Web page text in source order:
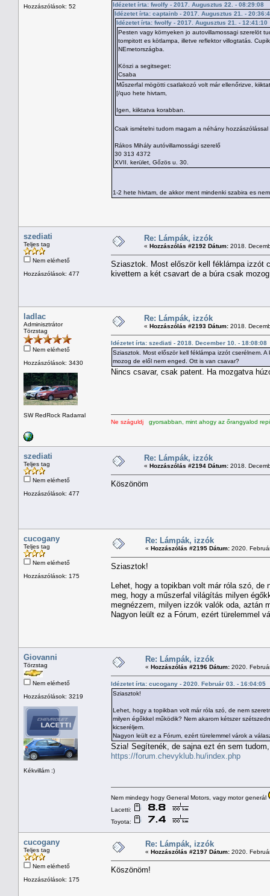
Hozzászólások: 52
Idézetet írta: fwolfy - 2017. Augusztus 22. - 08:29:08
Idézetet írta: captainb - 2017. Augusztus 21. -
Idézetet írta: fwolfy - 2017. Augusztus 21. - 12:41:10
Pesten vagy környeken jo autovillamossagi szerelöt
tompitott es kötlampa, illetve reflektor villogtatás.
NEmetországba.
Köszi a segitseget:
Csaba
Műszerfal mögötti csatlakozó volt már ellenőrizve,
[/quo hete hivtam,
Igen, kiiktatva korabban.
Csak ismételni tudom magam a néhány
Rákos Mihály autóvillamossági szerelő
30 313 4372
XVII. kerület, Gőzös u. 30.
1-2 hete hivtam, de akkor ment mindenki szabira es
szediati
Teljes tag
Nem elérhető
Hozzászólások: 477
Re: Lámpák, izzók
« Hozzászólás #2192 Dátum: 2018.
Sziasztok. Most először kell féklámpa izzót
kivettem a két csavart de a búra csak
ladlac
Adminisztrátor
Törzstag
Nem elérhető
Hozzászólások: 3430
SW RedRock Radarral
Re: Lámpák, izzók
« Hozzászólás #2193 Dátum: 2018.
Idézetet írta: szediati - 2018. December 10. - 18:08:08
Sziasztok. Most először kell féklámpa izzót cserélnem.
mozog de elől nem enged. Ott is van csavar?
Nincs csavar, csak patent. Ha mozgatva
Ne száguldj gyorsabban, mint ahogy az őrangyalod
szediati
Teljes tag
Nem elérhető
Hozzászólások: 477
Re: Lámpák, izzók
« Hozzászólás #2194 Dátum: 2018.
Köszönöm
cucogany
Teljes tag
Nem elérhető
Hozzászólások: 175
Re: Lámpák, izzók
« Hozzászólás #2195 Dátum: 2020.
Sziasztok!
Lehet, hogy a topikban volt már róla szó,
meg, hogy a műszerfal világítás milyen
megnézzem, milyen izzók valók oda, aztán
Nagyon leült ez a Fórum, ezért türelemmel
Giovanni
Törzstag
Nem elérhető
Hozzászólások: 3219
Kékvillám :)
Re: Lámpák, izzók
« Hozzászólás #2196 Dátum: 2020.
Idézetet írta: cucogany - 2020. Február 03. - 16:04:05
Sziasztok!
Lehet, hogy a topikban volt már róla szó, de nem
milyen égőkkel működik? Nem akarom kétszer
kicseréljem.
Nagyon leült ez a Fórum, ezért türelemmel várok a
Szia! Segítenék, de sajna ezt én sem
https://forum.chevyklub.hu/index.php
Nem mindegy hogy General Motors, vagy motor generál
Lacetti:
Toyota:
cucogany
Teljes tag
Nem elérhető
Hozzászólások: 175
Re: Lámpák, izzók
« Hozzászólás #2197 Dátum: 2020.
Köszönöm!